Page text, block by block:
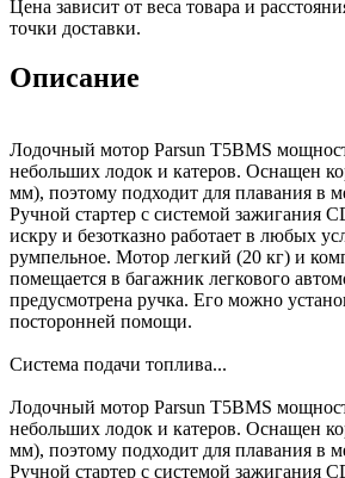
Цена зависит от веса товара и
точки доставки.
Описание
Лодочный мотор Parsun T5BMS
небольших лодок и катеров. Оснащен
мм), поэтому подходит для плавания в
Ручной стартер с системой зажигания
искру и безотказно работает в любых
румпельное. Мотор легкий (20 кг) и
помещается в багажник легкового
предусмотрена ручка. Его можно
посторонней помощи.
Система подачи топлива...
Лодочный мотор Parsun T5BMS
небольших лодок и катеров. Оснащен
мм), поэтому подходит для плавания в
Ручной стартер с системой зажигания